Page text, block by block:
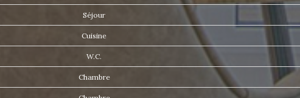
Séjour
Cuisine
W.C.
Chambre